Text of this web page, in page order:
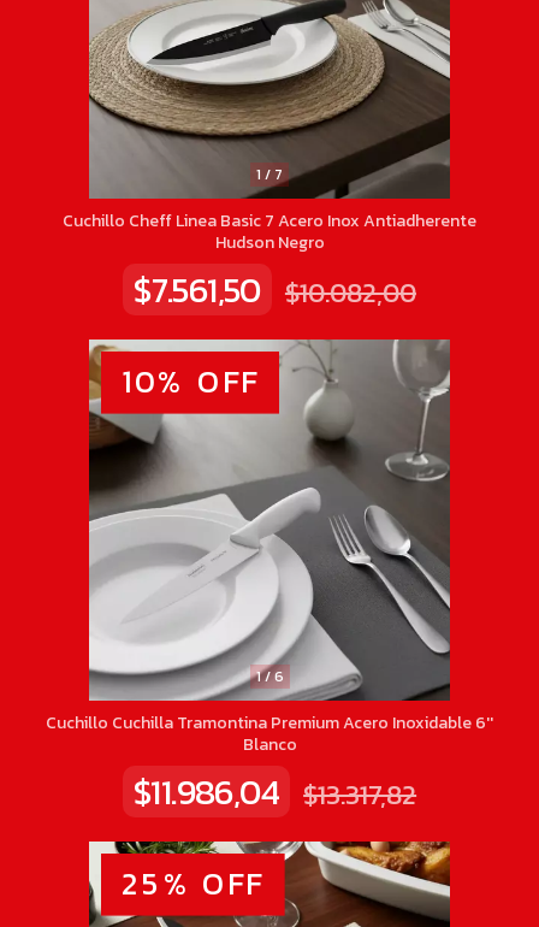
1 / 7
Cuchillo Cheff Linea Basic 7 Acero Inox Antiadherente
Hudson Negro
$7.561,50 $10.082,00
1/6
10% OFF
Cuchillo Cuchilla Tramontina Premium Acero Inoxidable 6''
Blanco
$11.986,04 $13.317,82
25% OFF